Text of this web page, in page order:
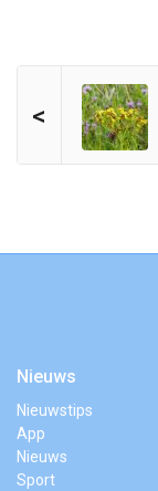
<
Nieuws
Nieuwstips
App
Nieuws
Sport